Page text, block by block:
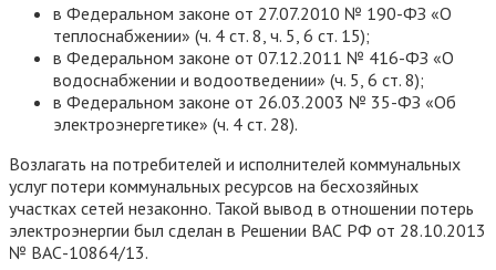
в Федеральном законе от 27.07.2010 № 190-ФЗ «О
теплоснабжении» (ч. 4 ст. 8, ч. 5, 6 ст. 15);
в Федеральном законе от 07.12.2011 № 416-ФЗ «О
водоснабжении и водоотведении» (ч. 5, 6 ст. 8);
в Федеральном законе от 26.03.2003 № 35-ФЗ «Об
электроэнергетике» (ч. 4 ст. 28).
Возлагать на потребителей и исполнителей коммунальных
услуг потери коммунальных ресурсов на бесхозяйных
участках сетей незаконно. Такой вывод в отношении потерь
электроэнергии был сделан в Решении ВАС РФ от 28.10.2013
№ ВАС-10864/13.